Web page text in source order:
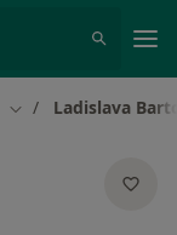
Změna města
Ladislava